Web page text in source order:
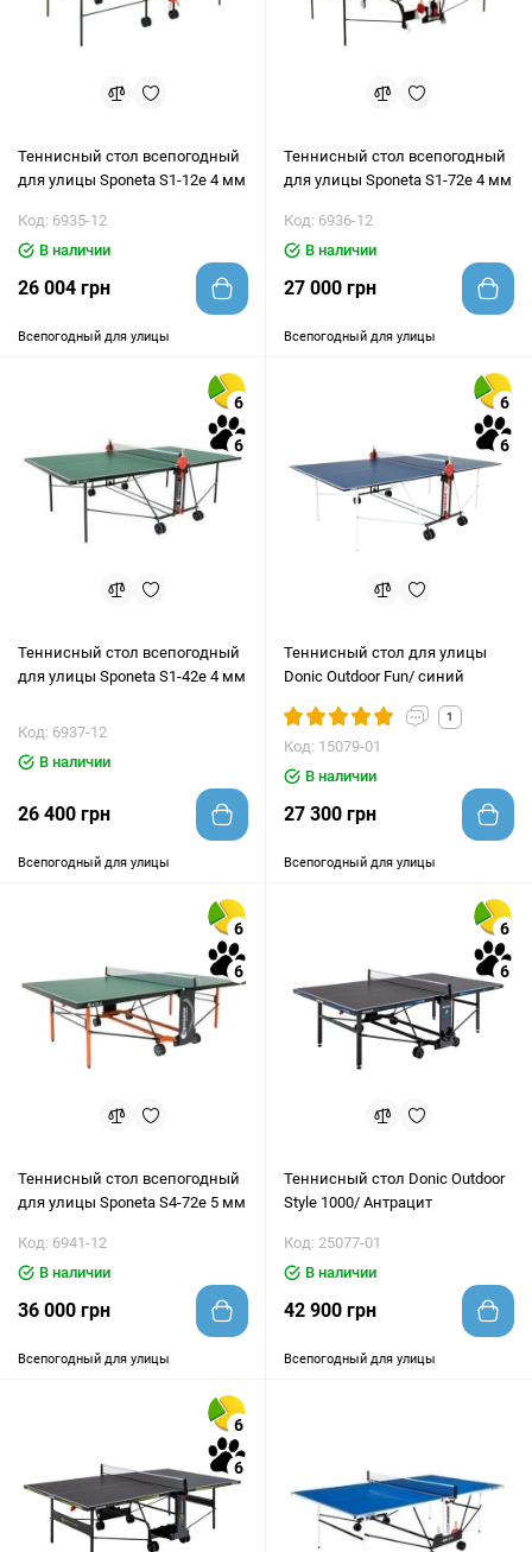
Теннисный стол всепогодный
для улицы Sponeta S1-12e 4 мм
Код: 6935-12
В наличии
26 004 грн
Всепогодный для улицы
Теннисный стол всепогодный
для улицы Sponeta S1-72e 4 мм
Код: 6936-12
В наличии
27 000 грн
Всепогодный для улицы
6
6
Теннисный стол всепогодный
для улицы Sponeta S1-42e 4 мм
Код: 6937-12
В наличии
26 400 грн
Всепогодный для улицы
6
6
Теннисный стол для улицы
Donic Outdoor Fun/ синий
1
Код: 15079-01
В наличии
27 300 грн
Всепогодный для улицы
6
6
Теннисный стол всепогодный
для улицы Sponeta S4-72e 5 мм
Код: 6941-12
В наличии
36 000 грн
Всепогодный для улицы
6
6
Теннисный стол Donic Outdoor
Style 1000/ Антрацит
Код: 25077-01
В наличии
42 900 грн
Всепогодный для улицы
6
6